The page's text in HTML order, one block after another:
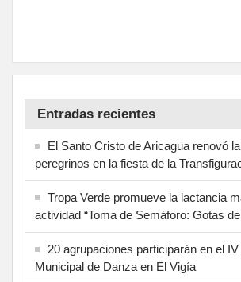
Entradas recientes
El Santo Cristo de Aricagua renovó
peregrinos en la fiesta de la
Tropa Verde promueve la lactancia
actividad “Toma de Semáforo: Gotas
20 agrupaciones participarán en el
Municipal de Danza en El Vigía